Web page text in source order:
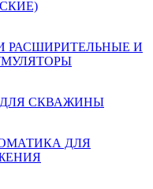
РАСШИРИТЕЛЬНЫЕ И
СКВАЖИНЫ
ДЛЯ